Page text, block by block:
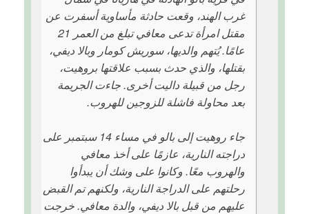
غرب الهند، وقعت حادثة مأساوية أسفرت عن
مقتل امرأة تدعى معافي تبلغ من العمر 21
عامًا. يُتهم والديها، سوريش كومار وبالا ديفي،
بقتلها، والذي حدث بسبب علاقتها بروهيت،
رجل من قبيلة داليت أخرى. جاءت الجريمة
بعد محاولة فاشلة للزوجين للهروب.
جاء روهيت إلى بالو في مساء 14 سبتمبر على
دراجته النارية، عازمًا على أخذ معافي
والهروب معًا. وكانوا على وشك أن يبدأوا
رحلتهم على الدراجة النارية، ولكنهم تم القبض
عليهم من قبل بالا ديفي، والدة معافي. خرجت